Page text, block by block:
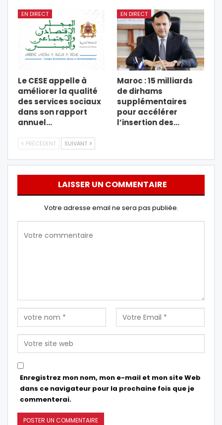
EN DIRECT
Le CESE appelle à
améliorer la qualité
des services sociaux
dans son rapport
annuel…
EN DIRECT
Maroc : 15 milliards
de dirhams
supplémentaires
pour accélérer
l’insertion des…
PRÉCÉDENT SUIVANT
LAISSER UN COMMENTAIRE
Votre adresse email ne sera pas publiée.
Enregistrez mon nom, mon e-mail et mon site Web
dans ce navigateur pour la prochaine fois que je
commenterai.